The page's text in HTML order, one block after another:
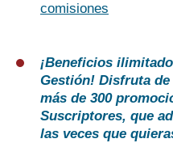
comisiones
¡Beneficios
Gestión! Disfruta de
más de 300
Suscriptores, que
las veces que